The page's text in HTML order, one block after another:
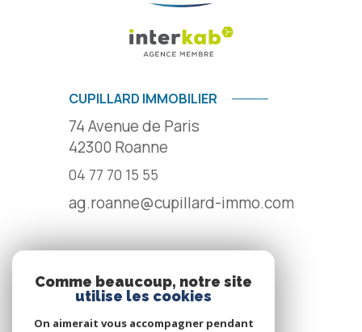
CUPILLARD IMMOBILIER
74 Avenue de Paris
42300 Roanne
04 77 70 15 55
ag.roanne@cupillard-immo.com
NOUS SUIVRE
Comme beaucoup, notre site
utilise les cookies
On aimerait vous accompagner pendant